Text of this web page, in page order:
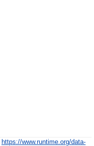
https://www.runtime.org/data-